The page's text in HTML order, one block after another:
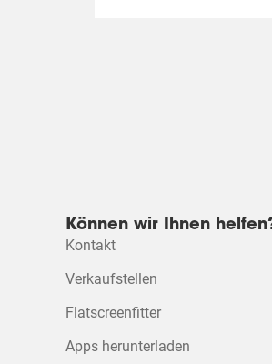
Können wir Ihnen
Kontakt
Verkaufstellen
Flatscreenfitter
Apps herunterladen